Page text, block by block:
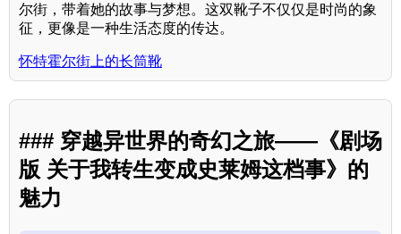
尔街，带着她的故事与梦想。这双靴子不仅仅是时尚的象
征，更像是一种生活态度的传达。
怀特霍尔街上的长筒靴
### 穿越异世界的奇幻之旅——《剧场
版 关于我转生变成史莱姆这档事》的
魅力